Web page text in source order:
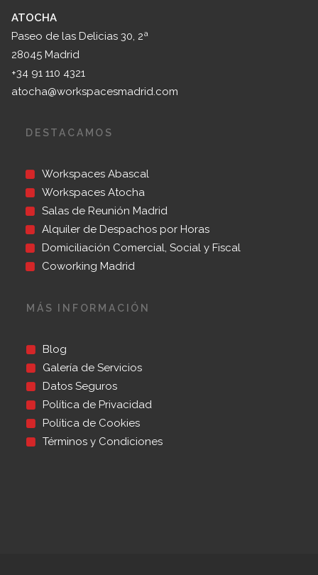
ATOCHA
Paseo de las Delicias 30, 2ª
28045 Madrid
+34 91 110 4321
atocha@workspacesmadrid.com
DESTACAMOS
Workspaces Abascal
Workspaces Atocha
Salas de Reunión Madrid
Alquiler de Despachos por Horas
Domiciliación Comercial, Social y Fiscal
Coworking Madrid
MÁS INFORMACIÓN
Blog
Galería de Servicios
Datos Seguros
Política de Privacidad
Política de Cookies
Términos y Condiciones